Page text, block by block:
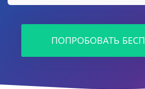
ПОПРОБОВАТЬ